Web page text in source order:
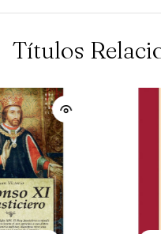
Títulos